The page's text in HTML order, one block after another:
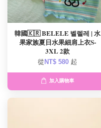
韓國🇰🇷 BELELE 벨렐레 | 水
果家族夏日水果細肩上衣S-
3XL 2款
從NT$ 580 起
加入購物車